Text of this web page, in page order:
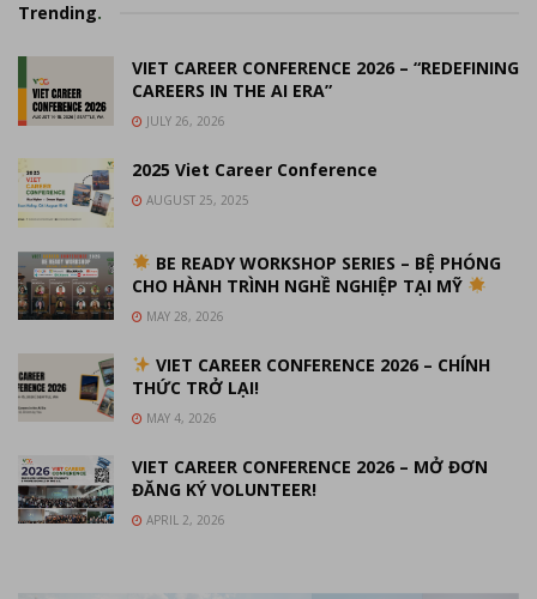
Trending.
VIET CAREER CONFERENCE 2026 – “REDEFINING
CAREERS IN THE AI ERA”
JULY 26, 2026
2025 Viet Career Conference
AUGUST 25, 2025
BE READY WORKSHOP SERIES – BỆ PHÓNG
CHO HÀNH TRÌNH NGHỀ NGHIỆP TẠI MỸ
MAY 28, 2026
VIET CAREER CONFERENCE 2026 – CHÍNH
THỨC TRỞ LẠI!
MAY 4, 2026
VIET CAREER CONFERENCE 2026 – MỞ ĐƠN
ĐĂNG KÝ VOLUNTEER!
APRIL 2, 2026